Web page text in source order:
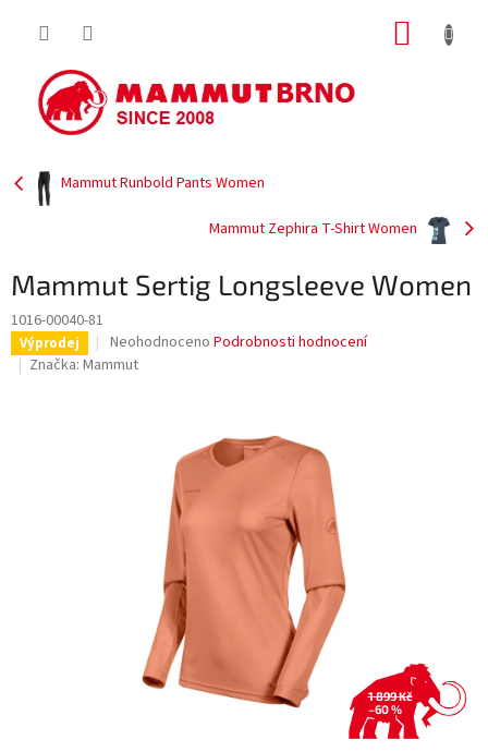
Mammut Runbold Pants Women
Mammut Zephira T-Shirt Women
Mammut Sertig Longsleeve Women
1016-00040-81
Výprodej
Průměrné
hodnocení
hvězdiček.
Neohodnoceno Podrobnosti hodnocení
Značka: Mammut
1 899 Kč
–60 %